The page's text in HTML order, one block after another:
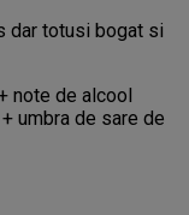
dar totusi bogat si
note de alcool
umbra de sare de